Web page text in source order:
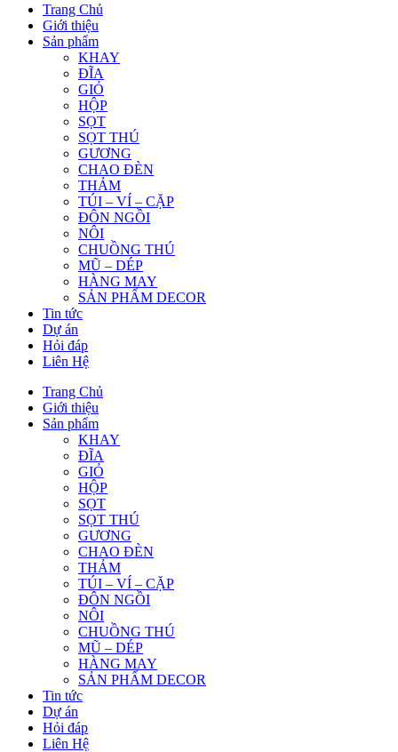
Trang Chủ
Giới thiệu
Sản phẩm
KHAY
ĐĨA
GIỎ
HỘP
SỌT
SỌT THÚ
GƯƠNG
CHAO ĐÈN
THẢM
TÚI – VÍ – CẶP
ĐÔN NGỒI
NÔI
CHUỒNG THÚ
MŨ – DÉP
HÀNG MAY
SẢN PHẨM DECOR
Tin tức
Dự án
Hỏi đáp
Liên Hệ
Trang Chủ
Giới thiệu
Sản phẩm
KHAY
ĐĨA
GIỎ
HỘP
SỌT
SỌT THÚ
GƯƠNG
CHAO ĐÈN
THẢM
TÚI – VÍ – CẶP
ĐÔN NGỒI
NÔI
CHUỒNG THÚ
MŨ – DÉP
HÀNG MAY
SẢN PHẨM DECOR
Tin tức
Dự án
Hỏi đáp
Liên Hệ